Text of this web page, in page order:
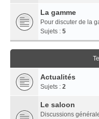
La gamme
Pour discuter de la
Sujets : 5
Actualités
Sujets : 2
Le saloon
Discussions